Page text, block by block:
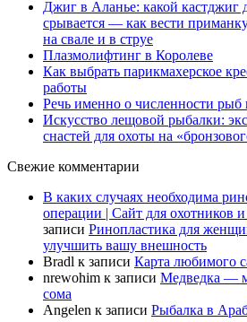
Джиг в Аланье: какой кастджиг
срывается — как вести
на свале и в струе
Плазмолифтинг в Королеве
Как выбрать парикмахерское
работы
Речь именно о численности
Искусство лещовой рыбалки:
снастей для охоты на
Свежие комментарии
В каких случаях необходима
операции | Сайт для
записи Ринопластика для
улучшить вашу внешность
Bradl к записи Карта любимого
nrewohim к записи Медведка —
сома
Angelen к записи Рыбалка в